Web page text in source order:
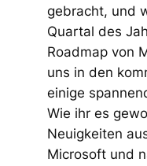
gebracht, und
Quartal des
Roadmap von
uns in den
einige
Wie ihr es
Neuigkeiten
Microsoft und